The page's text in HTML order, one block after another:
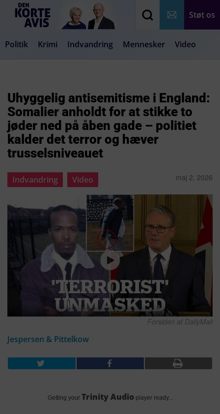
Støt os
Politik Krimi Indvandring Mennesker Video
Uhyggelig antisemitisme i England:
Somalier anholdt for at stikke to
jøder ned på åben gade – politiet
kalder det terror og hæver
trusselsniveauet
Indvandring Video maj 2, 2026
Forsiden af DailyMail
Jespersen & Pittelkow
Getting your Trinity Audio player ready...